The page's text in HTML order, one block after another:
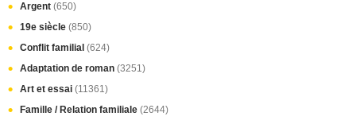
Argent (650)
19e siècle (850)
Conflit familial (624)
Adaptation de roman (3251)
Art et essai (11361)
Famille / Relation familiale (2644)